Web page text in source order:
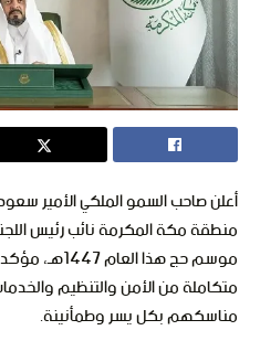
أعلن صاحب السمو الملكي الأمير
منطقة مكة المكرمة نائب رئيس
موسم حج هذا
متكاملة من الأمن والتنظيم
مناسكهم بكل يسر وطمأنينة.